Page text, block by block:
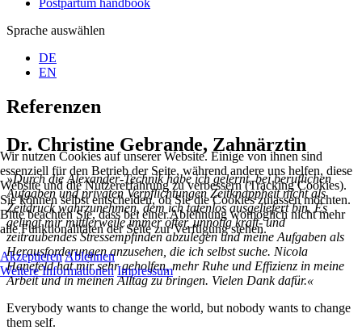
Postpartum handbook
Sprache auswählen
DE
EN
Referenzen
Dr. Christine Gebrande, Zahnärztin
»Durch die Alexander-Technik habe ich gelernt, bei beruflichen
Aufgaben und privaten Verpflichtungen Zeitknappheit nicht als
Zeitdruck wahrzunehmen, dem ich tatenlos ausgeliefert bin. Es
gelingt mir mittlerweile immer öfter, unnötig kraft- und
zeitraubendes Stressempfinden abzulegen und meine Aufgaben als
Herausforderungen anzusehen, die ich selbst suche. Nicola
Hanefeld hat mir sehr geholfen, mehr Ruhe und Effizienz in meine
Arbeit und in meinen Alltag zu bringen. Vielen Dank dafür.«
Everybody wants to change the world, but nobody wants to change
them self.
Wir nutzen Cookies auf unserer Website. Einige von ihnen sind
essenziell für den Betrieb der Seite, während andere uns helfen, diese
Website und die Nutzererfahrung zu verbessern (Tracking Cookies).
Sie können selbst entscheiden, ob Sie die Cookies zulassen möchten.
Bitte beachten Sie, dass bei einer Ablehnung womöglich nicht mehr
alle Funktionalitäten der Seite zur Verfügung stehen.
AkzeptierenAblehnen
Weitere Informationen Impressum